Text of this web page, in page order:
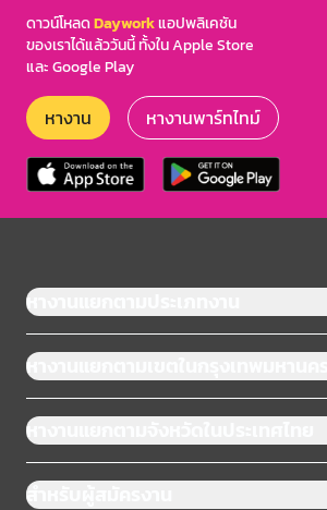
ดาวน์โหลดDayworkแอปพลิเคชัน
ของเราได้แล้ววันนี้ ทั้งใน Apple Store
และ Google Play
หางาน หางานพาร์ทไทม์
หางานแยกตามประเภทงาน
หางานแยกตามเขตในกรุงเทพมหานคร
หางานแยกตามจังหวัดในประเทศไทย
สำหรับผู้สมัครงาน